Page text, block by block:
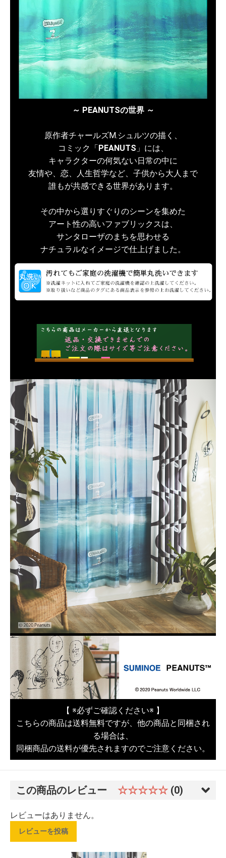
～ PEANUTSの世界 ～
原作者チャールズM.シュルツの描く、
コミック「 PEANUTS 」には、
キャラクターの何気ない日常の中に
友情や、恋、人生哲学など、子供から大人まで
誰もが共感できる世界があります。
その中から選りすぐりのシーンを集めた
アート性の高いファブリックスは、
サンタローザのまちを思わせる
ナチュラルなイメージで仕上げました。
【 ※必ずご確認ください※ 】
こちらの商品は送料無料ですが、他の商品と同梱され
る場合は、
同梱商品の送料が優先されますのでご注意ください。
この商品のレビュー ☆☆☆☆☆ (0)
レビューはありません。
レビューを投稿